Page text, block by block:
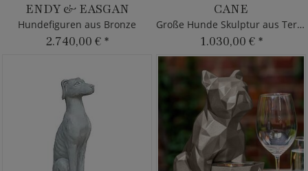
ENDY & EASGAN
Hundefiguren aus Bronze
2.740,00 € *
CANE
Große Hunde Skulptur aus Terrakotta
1.030,00 € *